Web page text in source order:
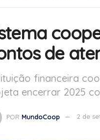
de
financeira
encerrar 2025
POR MundoCoop 2 de